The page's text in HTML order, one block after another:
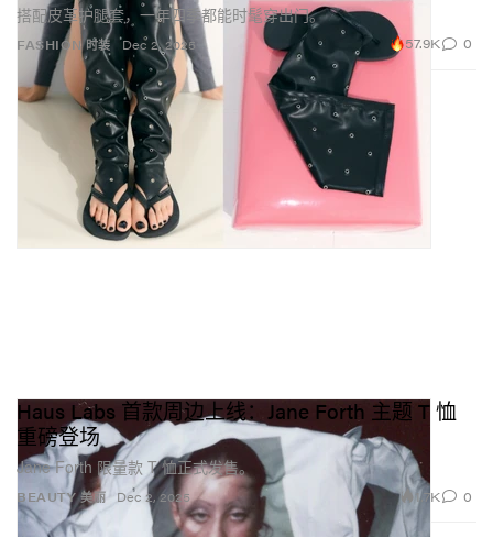
FASHION 时装
搭配皮革护腿套，一年四季都能时髦穿出门。
Dec 2, 2025 57.9K 0
BEAUTY 美丽
Haus Labs 首款周边上线：Jane Forth 主题 T 恤
重磅登场
Jane Forth 限量款 T 恤正式发售。
Dec 2, 2025 1.7K 0